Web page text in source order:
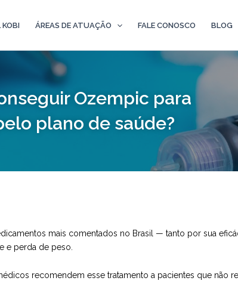
ÁREAS DE ATUAÇÃO FALE CONOSCO BLOG
Ozempic para
plano de saúde?
mais comentados no Brasil — tanto por sua
e perda de peso.
recomendem esse tratamento a pacientes que não